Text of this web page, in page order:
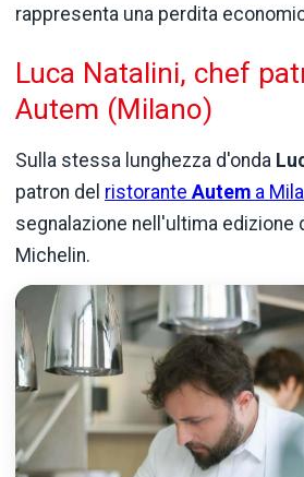
rappresenta una perdita
Luca Natalini, chef
Autem (Milano)
Sulla stessa lunghezza d'onda
patron del ristorante Autem a
segnalazione nell'ultima edizione
Michelin.